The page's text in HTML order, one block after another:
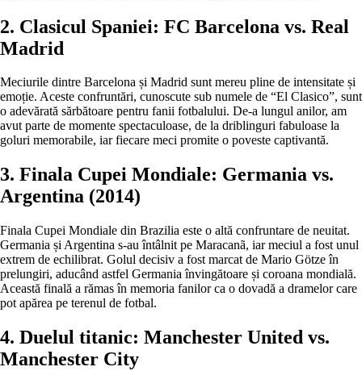
2. Clasicul Spaniei: FC Barcelona vs. Real
Madrid
Meciurile dintre Barcelona și Madrid sunt mereu pline de intensitate și
emoție. Aceste confruntări, cunoscute sub numele de “El Clasico”, sunt
o adevărată sărbătoare pentru fanii fotbalului. De-a lungul anilor, am
avut parte de momente spectaculoase, de la driblinguri fabuloase la
goluri memorabile, iar fiecare meci promite o poveste captivantă.
3. Finala Cupei Mondiale: Germania vs.
Argentina (2014)
Finala Cupei Mondiale din Brazilia este o altă confruntare de neuitat.
Germania și Argentina s-au întâlnit pe Maracanã, iar meciul a fost unul
extrem de echilibrat. Golul decisiv a fost marcat de Mario Götze în
prelungiri, aducând astfel Germania învingătoare și coroana mondială.
Această finală a rămas în memoria fanilor ca o dovadă a dramelor care
pot apărea pe terenul de fotbal.
4. Duelul titanic: Manchester United vs.
Manchester City